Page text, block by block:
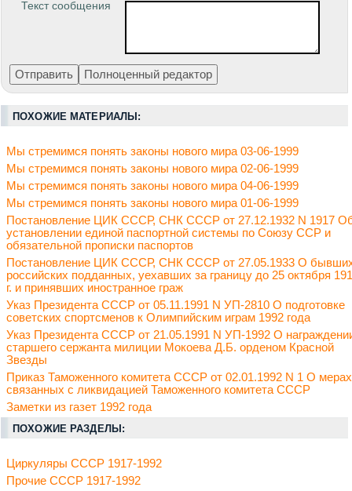
Текст сообщения
ПОХОЖИЕ МАТЕРИАЛЫ:
Мы стремимся понять законы нового мира 03-06-1999
Мы стремимся понять законы нового мира 02-06-1999
Мы стремимся понять законы нового мира 04-06-1999
Мы стремимся понять законы нового мира 01-06-1999
Постановление ЦИК СССР, СНК СССР от 27.12.1932 N 1917
установлении единой паспортной системы по Союзу ССР и
обязательной прописки паспортов
Постановление ЦИК СССР, СНК СССР от 27.05.1933 О
российских подданных, уехавших за границу до 25 октября
г. и принявших иностранное граж
Указ Президента СССР от 05.11.1991 N УП-2810 О подготовке
советских спортсменов к Олимпийским играм 1992 года
Указ Президента СССР от 21.05.1991 N УП-1992 О
старшего сержанта милиции Мокоева Д.Б. орденом Красной
Звезды
Приказ Таможенного комитета СССР от 02.01.1992 N 1 О
связанных с ликвидацией Таможенного комитета СССР
Заметки из газет 1992 года
ПОХОЖИЕ РАЗДЕЛЫ:
Циркуляры СССР 1917-1992
Прочие СССР 1917-1992